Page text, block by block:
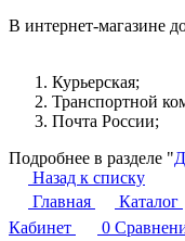
В интернет-магазине
Курьерская;
Транспортной
Почта России;
Подробнее в разделе "
Назад к списку
Главная
Каталог
Кабинет
0